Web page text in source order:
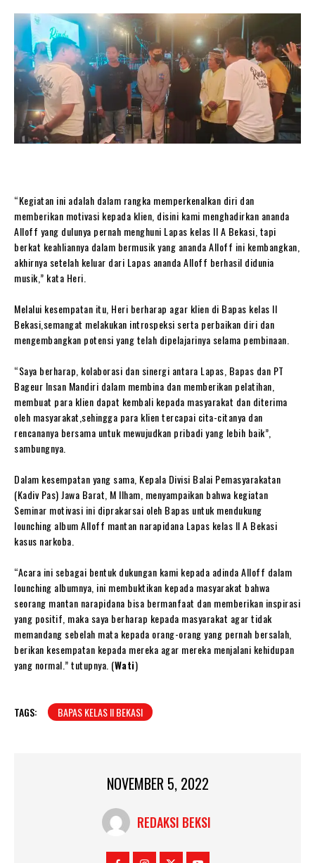
“Kegiatan ini adalah dalam rangka memperkenalkan diri dan
memberikan motivasi kepada klien, disini kami menghadirkan ananda
Alloff yang dulunya pernah menghuni Lapas kelas II A Bekasi, tapi
berkat keahliannya dalam bermusik yang ananda Alloff ini kembangkan,
akhirnya setelah keluar dari Lapas ananda Alloff berhasil didunia
musik,” kata Heri.
Melalui kesempatan itu, Heri berharap agar klien di Bapas kelas II
Bekasi,semangat melakukan introspeksi serta perbaikan diri dan
mengembangkan potensi yang telah dipelajarinya selama pembinaan.
“Saya berharap, kolaborasi dan sinergi antara Lapas, Bapas dan PT
Bageur Insan Mandiri dalam membina dan memberikan pelatihan,
membuat para klien dapat kembali kepada masyarakat dan diterima
oleh masyarakat,sehingga para klien tercapai cita-citanya dan
rencananya bersama untuk mewujudkan pribadi yang lebih baik”,
sambungnya.
Dalam kesempatan yang sama, Kepala Divisi Balai Pemasyarakatan
(Kadiv Pas) Jawa Barat, M Ilham, menyampaikan bahwa kegiatan
Seminar motivasi ini diprakarsai oleh Bapas untuk mendukung
lounching album Alloff mantan narapidana Lapas kelas II A Bekasi
kasus narkoba.
“Acara ini sebagai bentuk dukungan kami kepada adinda Alloff dalam
lounching albumnya, ini membuktikan kepada masyarakat bahwa
seorang mantan narapidana bisa bermanfaat dan memberikan inspirasi
yang positif, maka saya berharap kepada masyarakat agar tidak
memandang sebelah mata kepada orang-orang yang pernah bersalah,
berikan kesempatan kepada mereka agar mereka menjalani kehidupan
yang normal.” tutupnya. (Wati)
TAGS: BAPAS KELAS II BEKASI
NOVEMBER 5, 2022
REDAKSI BEKSI